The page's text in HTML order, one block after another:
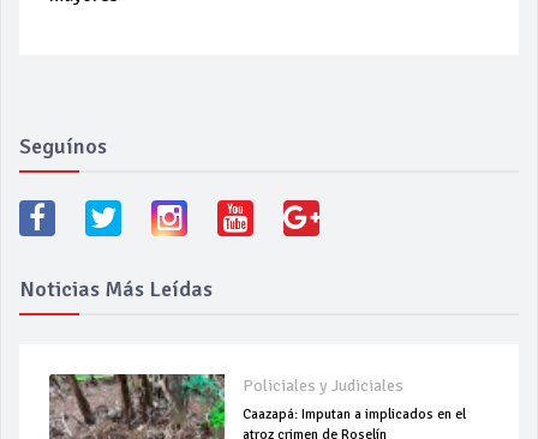
Seguínos
Noticias Más Leídas
Policiales y Judiciales
Caazapá: Imputan a implicados en el
atroz crimen de Roselín